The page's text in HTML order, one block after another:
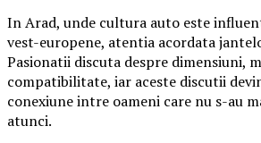
In Arad, unde cultura auto este
vest-europene, atentia acordata
Pasionatii discuta despre dimensiuni,
compatibilitate, iar aceste discutii
conexiune intre oameni care nu s-au
atunci.